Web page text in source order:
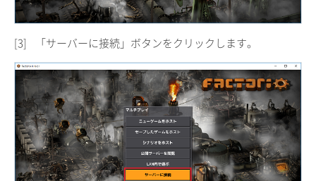
[3] 「サーバーに接続」ボタンをクリックします。